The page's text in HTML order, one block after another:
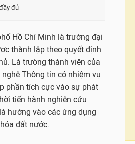
đủ
Hồ Chí Minh là trường đại
thành lập theo quyết định
Là trường thành viên của
Thông tin có nhiệm vụ
phần tích cực vào sự phát
tiến hành nghiên cứu
hướng vào các ứng dụng
đất nước.